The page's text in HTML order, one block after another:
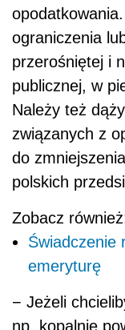
ograniczenia
przerośniętej i
publicznej, w
Należy też
związanych z
do
polskich
Zobacz
Świadczenie
emeryturę
− Jeżeli
np. kopalnie